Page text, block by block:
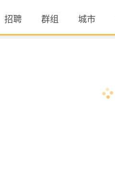
招聘 群组 城市